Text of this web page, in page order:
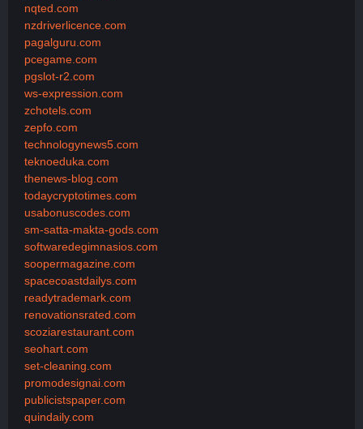
nqted.com
nzdriverlicence.com
pagalguru.com
pcegame.com
pgslot-r2.com
ws-expression.com
zchotels.com
zepfo.com
technologynews5.com
teknoeduka.com
thenews-blog.com
todaycryptotimes.com
usabonuscodes.com
sm-satta-makta-gods.com
softwaredegimnasios.com
soopermagazine.com
spacecoastdailys.com
readytrademark.com
renovationsrated.com
scoziarestaurant.com
seohart.com
set-cleaning.com
promodesignai.com
publicistspaper.com
quindaily.com